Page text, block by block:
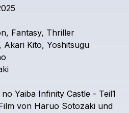
Fantasy, Thriller
Akari Kito, Yoshitsugu
no Yaiba Infinity Castle - Teil1
von Haruo Sotozaki und